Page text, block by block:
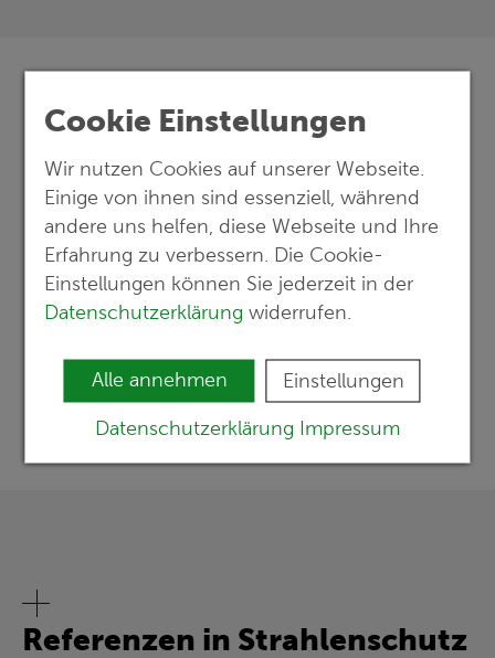
Cookie Einstellungen
Wir nutzen Cookies auf unserer Webseite.
Einige von ihnen sind essenziell, während
andere uns helfen, diese Webseite und Ihre
Erfahrung zu verbessern. Die Cookie-
Einstellungen können Sie jederzeit in der
Datenschutzerklärungwiderrufen.
Alle annehmen Einstellungen
Datenschutzerklärung Impressum
Wir übernehmen
Verantwortung.
Für Mensch und Umwelt.
Referenzen in Strahlenschutz